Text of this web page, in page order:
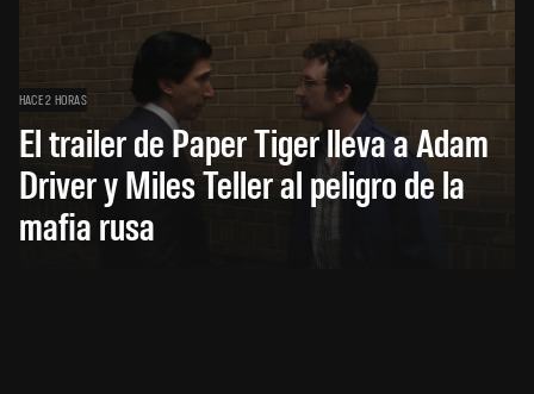
HACE 2 HORAS
El trailer de Paper Tiger lleva a Adam
Driver y Miles Teller al peligro de la
mafia rusa